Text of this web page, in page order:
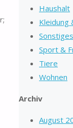
Haushalt
Kleidung
Sonstiges
Sport &
Tiere
Wohnen
Archiv
August